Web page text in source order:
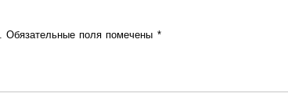
Обязательные поля помечены *